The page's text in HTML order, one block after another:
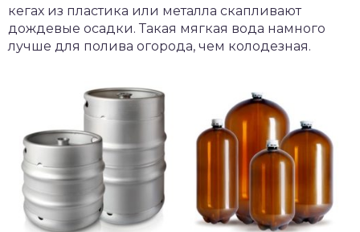
кегах из пластика или металла скапливают
дождевые осадки. Такая мягкая вода намного
лучше для полива огорода, чем колодезная.